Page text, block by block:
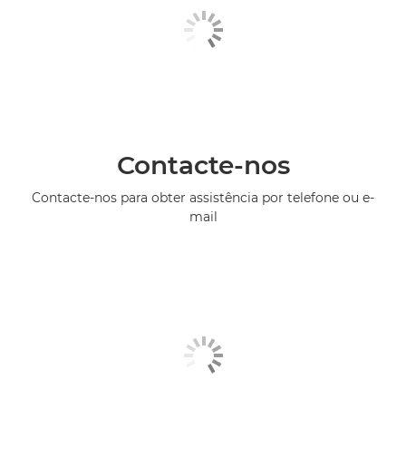
Contacte-nos
Contacte-nos para obter assistência por telefone ou e-
mail